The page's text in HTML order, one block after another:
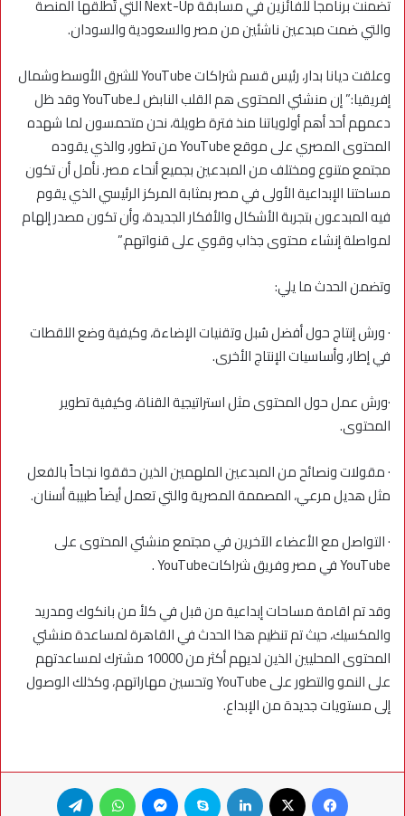
تضمنت برنامجاً للفائزين في مسابقة Next-Up التي تُطلقها المنصة
والتي ضمت مبدعين ناشئين من مصر والسعودية والسودان.
وعلقت ديانا بدار، رئيس قسم شراكات YouTube للشرق الأوسط وشمال
إفريقيا:” إن منشئي المحتوى هم القلب النابض لـYouTube وقد ظل
دعمهم أحد أهم أولوياتنا منذ فترة طويلة، نحن متحمسون لما شهده
المحتوى المصري على موقع YouTube من تطور، والذي يقوده
مجتمع متنوع ومختلف من المبدعين بجميع أنحاء مصر. نأمل أن تكون
مساحتنا الإبداعية الأولى في مصر بمثابة المركز الرئيسي الذي يقوم
فيه المبدعون بتجربة الأشكال والأفكار الجديدة، وأن تكون مصدر إلهام
لمواصلة إنشاء محتوى جذاب وقوي على قنواتهم.”
وتضمن الحدث ما يلي:
· ورش إنتاج حول أفضل سُبل وتقنيات الإضاءة، وكيفية وضع اللقطات
في إطار، وأساسيات الإنتاج الأخرى.
·ورش عمل حول المحتوى مثل استراتيجية القناة، وكيفية تطوير
المحتوى.
· مقولات ونصائح من المبدعين الملهمين الذين حققوا نجاحاً بالفعل
مثل هديل مرعي، المصممة المصرية والتي تعمل أيضاً طبيبة أسنان.
· التواصل مع الأعضاء الآخرين في مجتمع منشئي المحتوى على
YouTube في مصر وفريق شراكاتYouTube .
وقد تم اقامة مساحات إبداعية من قبل في كلأ من بانكوك ومدريد
والمكسيك، حيث تم تنظيم هذا الحدث في القاهرة لمساعدة منشئي
المحتوى المحليين الذين لديهم أكثر من 10000 مشترك لمساعدتهم
على النمو والتطور على YouTube وتحسين مهاراتهم، وكذلك الوصول
إلى مستويات جديدة من الإبداع.
فيسبوك لينكدإن سكايب ماسنجر واتساب